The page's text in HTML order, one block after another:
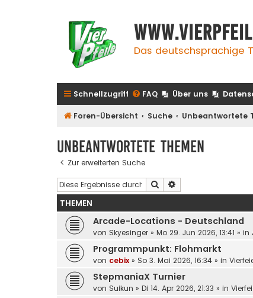
Das deutschsprachige
Schnellzugriff FAQ Über uns
Foren-Übersicht Suche Unbeantwortete
Unbeantwortete Themen
Zur erweiterten Suche
Suche
THEMEN
Arcade-Locations - Deutschland
von Skyesinger » Mo 29. Jun 2026, 13:41 » in
Programmpunkt: Flohmarkt
von cebix » So 3. Mai 2026, 16:34 » in
StepmaniaX Turnier
von Suikun » Di 14. Apr 2026, 21:33 » in